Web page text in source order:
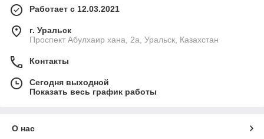
Работает с 12.03.2021
г. Уральск
Проспект Абулхаир хана, 2а, Уральск, Казахстан
Контакты
Сегодня выходной
Показать весь график работы
О нас